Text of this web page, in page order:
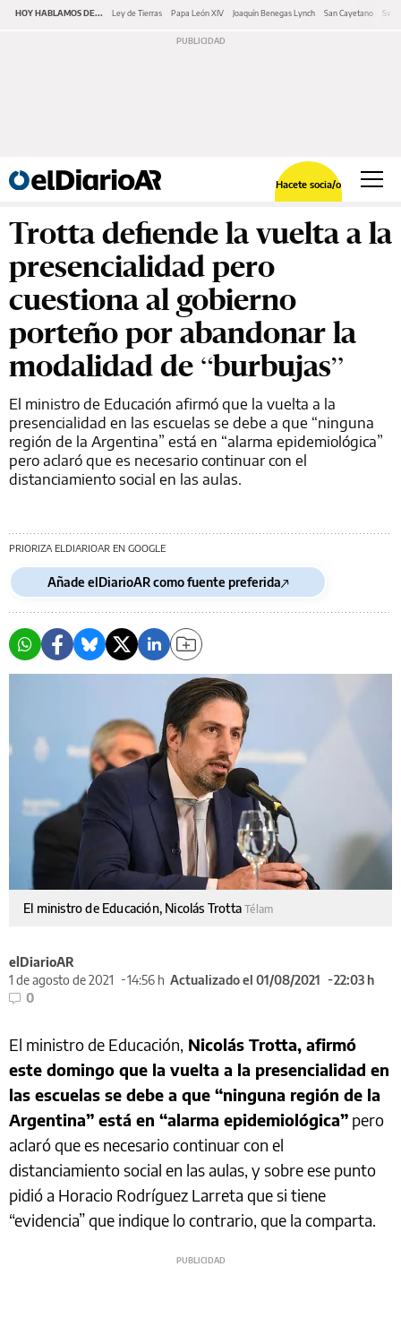
HOY HABLAMOS DE... Ley de Tierras Papa León XIV Joaquín Benegas Lynch San Cayetano
Hacete socia/o
Trotta defiende la vuelta a la
presencialidad pero
cuestiona al gobierno
porteño por abandonar la
modalidad de “burbujas”
El ministro de Educación afirmó que la vuelta a la
presencialidad en las escuelas se debe a que “ninguna
región de la Argentina” está en “alarma epidemiológica”
pero aclaró que es necesario continuar con el
distanciamiento social en las aulas.
PRIORIZA ELDIARIOAR EN GOOGLE
Añade elDiarioAR como fuente preferida
El ministro de Educación, Nicolás TrottaTélam
elDiarioAR
1 de agosto de 2021
14:56 h Actualizado el 01/08/2021
22:03 h
0
El ministro de Educación, Nicolás Trotta, afirmó
este domingo que la vuelta a la presencialidad en
las escuelas se debe a que “ninguna región de la
Argentina” está en “alarma epidemiológica” pero
aclaró que es necesario continuar con el
distanciamiento social en las aulas, y sobre ese punto
pidió a Horacio Rodríguez Larreta que si tiene
“evidencia” que indique lo contrario, que la comparta.